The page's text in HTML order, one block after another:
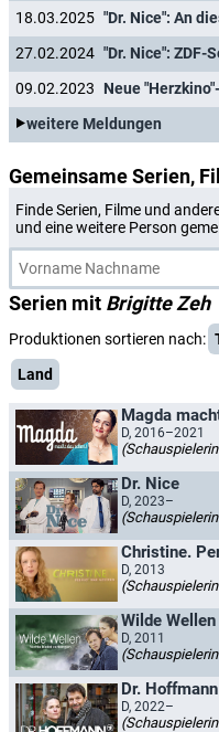
18.03.2025 "Dr. Nice": An
27.02.2024
09.02.2023
Neue
weitere Meldungen
Gemeinsame Serien,
Finde Serien, Filme und
und eine weitere Person
Serien mit Brigitte Zeh
Produktionen sortieren nach:
Land
Magda
D, 2016–2021
Dr. Nice
D, 2023–
Christine.
D, 2013
Wilde
D, 2011
Dr. Hoffmann
D, 2022–